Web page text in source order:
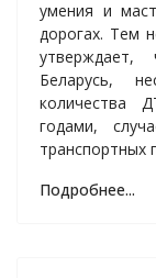
умения и
дорогах. Тем
Беларусь,
количества
годами,
транспортных
Подробнее...